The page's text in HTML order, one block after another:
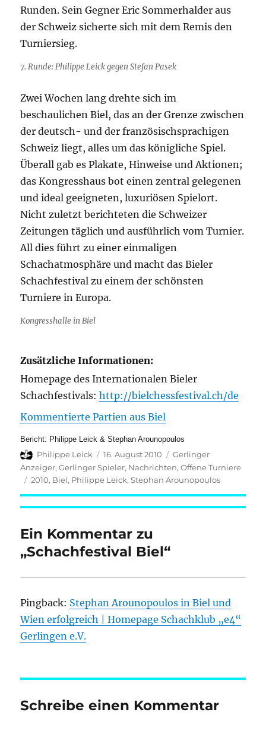
Runden. Sein Gegner Eric Sommerhalder aus
der Schweiz sicherte sich mit dem Remis den
Turniersieg.
7. Runde: Philippe Leick gegen Stefan Pasek
Zwei Wochen lang drehte sich im
beschaulichen Biel, das an der Grenze zwischen
der deutsch- und der französischsprachigen
Schweiz liegt, alles um das königliche Spiel.
Überall gab es Plakate, Hinweise und Aktionen;
das Kongresshaus bot einen zentral gelegenen
und ideal geeigneten, luxuriösen Spielort.
Nicht zuletzt berichteten die Schweizer
Zeitungen täglich und ausführlich vom Turnier.
All dies führt zu einer einmaligen
Schachatmosphäre und macht das Bieler
Schachfestival zu einem der schönsten
Turniere in Europa.
Kongresshalle in Biel
Zusätzliche Informationen:
Homepage des Internationalen Bieler
Schachfestivals:http://bielchessfestival.ch/de
Kommentierte Partien aus Biel
Bericht: Philippe Leick & Stephan Arounopoulos
Autor
Philippe Leick
Veröffentlicht
am
16. August 2010 Kategorien
Gerlinger
Anzeiger,Gerlinger Spieler, Nachrichten,Offene Turniere
Schlagwörter
2010, Biel, Philippe Leick,Stephan Arounopoulos
Ein Kommentar zu
„Schachfestival Biel“
Pingback: Stephan Arounopoulos in Biel und
Wien erfolgreich | Homepage Schachklub „e4“
Gerlingen e.V.
Schreibe einen Kommentar